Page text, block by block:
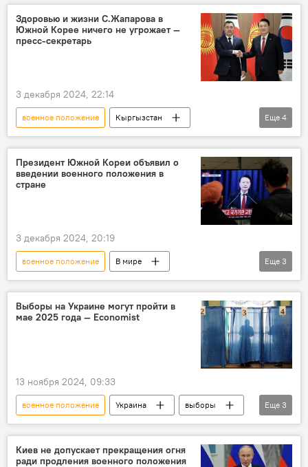
импичмент
Здоровью и жизни С.Жапарова в
Южной Корее ничего не угрожает —
пресс-секретарь
3 декабря 2024, 22:14
военное положение
Кыргызстан
Политика
Садыр Жапаров
Южная Корея
импичмент
Еще 4
Президент Южной Кореи объявил о
введении военного положения в
стране
3 декабря 2024, 20:19
военное положение
В мире
Южная Корея
президент
Юн Сок Ёль
Еще 3
Выборы на Украине могут пройти в
мае 2025 года — Economist
13 ноября 2024, 09:33
военное положение Украина
выборы
Владимир Зеленский
прогноз
В мире
Еще 3
Киев не допускает прекращения огня
ради продления военного положения